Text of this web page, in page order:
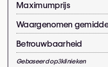
Maximumprijs
Waargenomen
Betrouwbaarheid
Gebaseerd op3klinieken